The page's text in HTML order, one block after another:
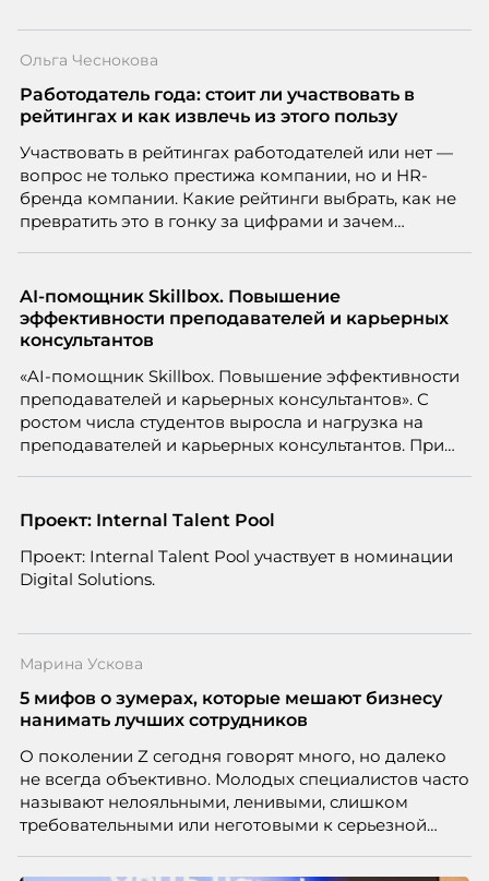
Ольга Чеснокова
Работодатель года: стоит ли участвовать в
рейтингах и как извлечь из этого пользу
Участвовать в рейтингах работодателей или нет —
вопрос не только престижа компании, но и HR-
бренда компании. Какие рейтинги выбрать, как не
превратить это в гонку за цифрами и зачем
Чеснокова, HR-директор Right line.
AI-помощник Skillbox. Повышение
эффективности преподавателей и карьерных
консультантов
«AI-помощник Skillbox. Повышение эффективности
преподавателей и карьерных консультантов». С
ростом числа студентов выросла и нагрузка на
преподавателей и карьерных консультантов. При
повысить эффективность сотрудников, ускорить
процессы, сохранить качество поддержки и
масштабироваться без роста команды. Так и
появился AI-помощник, встроенный в платформу
Проект: Internal Talent Pool
Проект: Internal Talent Pool участвует в номинации
Digital Solutions.
Марина Ускова
5 мифов о зумерах, которые мешают бизнесу
нанимать лучших сотрудников
О поколении Z сегодня говорят много, но далеко
не всегда объективно. Молодых специалистов часто
называют нелояльными, ленивыми, слишком
требовательными или неготовыми к серьезной